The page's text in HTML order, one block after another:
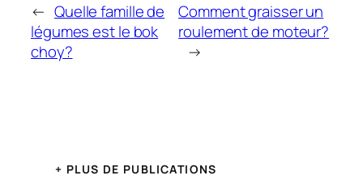
← Quelle famille de
légumes est le bok
choy?
Comment graisser un
roulement de moteur?
→
+ PLUS DE PUBLICATIONS